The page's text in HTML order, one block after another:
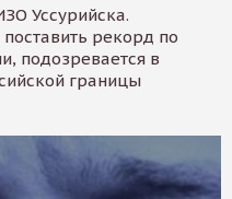
Уссурийска.
рекорд по
подозревается в
границы